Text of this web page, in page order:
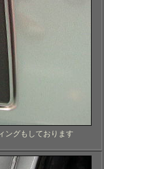
ングもしております